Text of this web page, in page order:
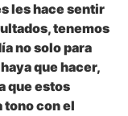
les hace sentir
tenemos
no solo para
que hacer,
que estos
con el